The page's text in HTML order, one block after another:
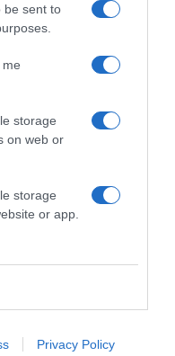
be sent to
storage
on web or
storage
or app.
Privacy Policy
az üzenetet kapja,
nem. Ennek
is gyűlt össze elég
kezelésére
elegendő a hólyag
megváltoztatása, és
is.
irányban